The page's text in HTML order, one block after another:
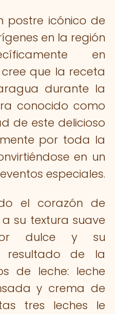
postre icónico de
en la región
en
cree que la receta
durante la
conocido como
de este delicioso
por toda la
en un
especiales.
el corazón de
su textura suave
dulce y su
resultado de la
de leche: leche
y crema de
tres leches le